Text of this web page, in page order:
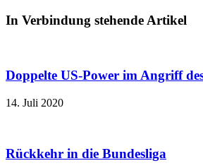
In Verbindung stehende Artikel
Doppelte US-Power im Angriff
14. Juli 2020
Rückkehr in die Bundesliga